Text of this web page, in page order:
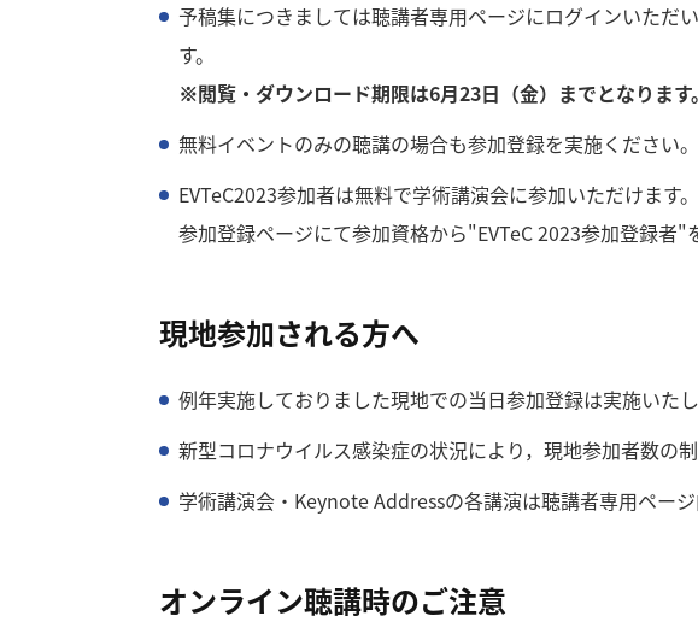
予稿集につきましては聴講者専用ページにログインいただ
す。
※閲覧・ダウンロード期限は6月23日（金）までとなります。
無料イベントのみの聴講の場合も参加登録を実施ください。
EVTeC2023参加者は無料で学術講演会に参加いただけます。
参加登録ページにて参加資格から"EVTeC 2023参加登録者
現地参加される方へ
例年実施しておりました現地での当日参加登録は実施いた
新型コロナウイルス感染症の状況により，現地参加者数の
学術講演会・Keynote Addressの各講演は聴講者専用ペー
オンライン聴講時のご注意